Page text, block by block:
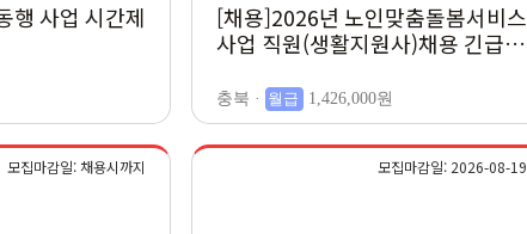
행 사업 시간제
[채용]2026년 노인맞춤돌봄서비스
사업 직원(생활지원사)채용 긴급공
충북 · 월급 1,426,000원
모집마감일: 채용시까지 모집마감일: 2026-08-19